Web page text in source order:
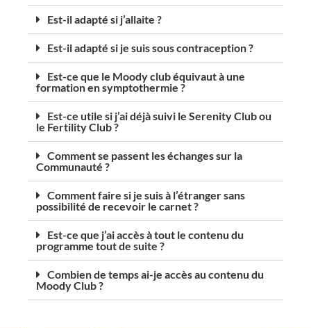
Est-il adapté si j’allaite ?
Est-il adapté si je suis sous contraception ?
Est-ce que le Moody club équivaut à une
formation en symptothermie ?
Est-ce utile si j’ai déjà suivi le Serenity Club ou
le Fertility Club ?
Comment se passent les échanges sur la
Communauté ?
Comment faire si je suis à l’étranger sans
possibilité de recevoir le carnet ?
Est-ce que j’ai accès à tout le contenu du
programme tout de suite ?
Combien de temps ai-je accès au contenu du
Moody Club ?